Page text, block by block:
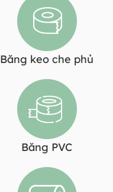
Băng keo che phủ
Băng PVC